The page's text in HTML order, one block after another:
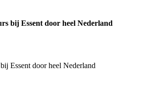
bij Essent door heel Nederland
Essent door heel Nederland